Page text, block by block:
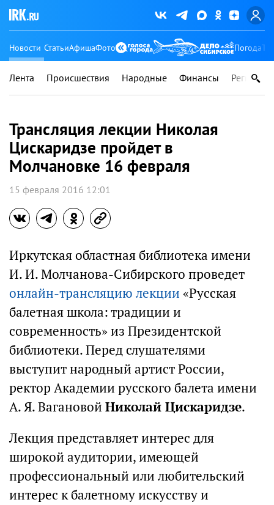
Новости СтатьиАфишаФото Погода
Лента Происшествия Народные Финансы Регионы
Трансляция лекции Николая
Цискаридзе пройдет в
Молчановке 16 февраля
15 февраля 2016 12:01
Иркутская областная библиотека имени
И. И. Молчанова-Сибирского проведет
онлайн-трансляцию лекции «Русская
балетная школа: традиции и
современность» из Президентской
библиотеки. Перед слушателями
выступит народный артист России,
ректор Академии русского балета имени
А. Я. Вагановой Николай Цискаридзе.
Лекция представляет интерес для
широкой аудитории, имеющей
профессиональный или любительский
интерес к балетному искусству и